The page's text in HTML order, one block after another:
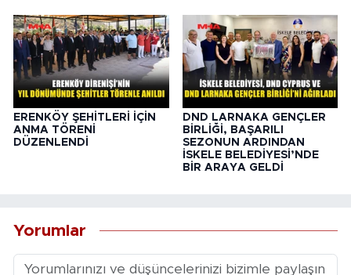
ERENKÖY ŞEHİTLERİ İÇİN
ANMA TÖRENİ
DÜZENLENDİ
DND LARNAKA GENÇLER
BİRLİĞİ, BAŞARILI
SEZONUN ARDINDAN
İSKELE BELEDİYESİ’NDE
BİR ARAYA GELDİ
Yorumlar